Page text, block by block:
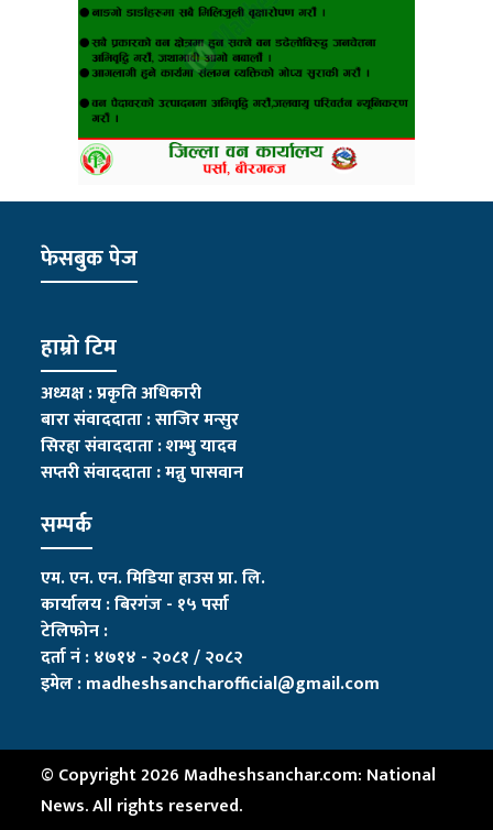
फेसबुक पेज
हाम्रो टिम
अध्यक्ष : प्रकृति अधिकारी
बारा संवाददाता : साजिर मन्सुर
सिरहा संवाददाता : शम्भु यादव
सप्तरी संवाददाता:मन्नु पासवान
सम्पर्क
एम. एन. एन. मिडिया हाउस प्रा. लि.
कार्यालय : बिरगंज - १५ पर्सा
टेलिफोन :
दर्ता नं : ४७१४ - २०८१ / २०८२
इमेल :madheshsancharofficial@gmail.com
© Copyright 2026 Madheshsanchar.com: National
News. All rights reserved.